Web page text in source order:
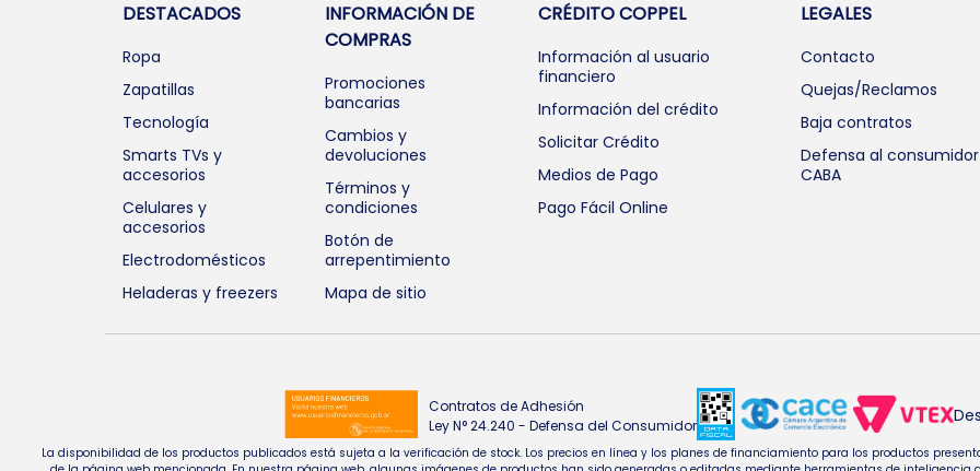
DESTACADOS
Ropa
Zapatillas
Tecnología
Smarts TVs y
accesorios
Celulares y
accesorios
Electrodomésticos
Heladeras y freezers
INFORMACIÓN DE
COMPRAS
Promociones
bancarias
Cambios y
devoluciones
Términos y
condiciones
Botón de
arrepentimiento
Mapa de sitio
CRÉDITO COPPEL
Información al usuario
financiero
Información del crédito
Solicitar Crédito
Medios de Pago
Pago Fácil Online
LEGALES
Contacto
Quejas/Reclamos
Baja contratos
Defensa al consumidor
CABA
Contratos de Adhesión
Ley N° 24.240 - Defensa del Consumidor
La disponibilidad de los productos publicados está sujeta a la verificación de stock. Los precios en línea y los planes de financiamiento para los productos